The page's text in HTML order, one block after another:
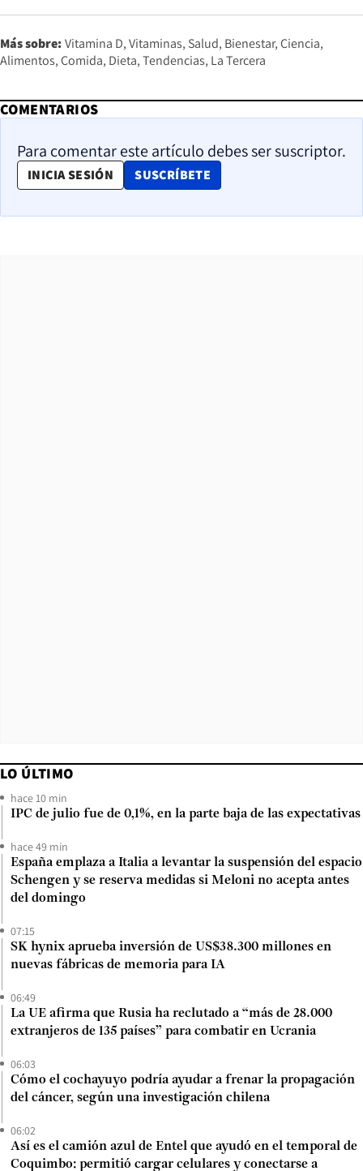
Más sobre: Vitamina D Vitaminas Salud Bienestar Ciencia
Alimentos Comida Dieta Tendencias La Tercera
COMENTARIOS
Para comentar este artículo debes ser suscriptor.
INICIA SESIÓN SUSCRÍBETE
OPENS IN NEW WINDOW
LO ÚLTIMO
hace 10 min
IPC de julio fue de 0,1%, en la parte baja de las expectativas
hace 49 min
España emplaza a Italia a levantar la suspensión del espacio
Schengen y se reserva medidas si Meloni no acepta antes
del domingo
07:15
SK hynix aprueba inversión de US$38.300 millones en
nuevas fábricas de memoria para IA
06:49
La UE afirma que Rusia ha reclutado a “más de 28.000
extranjeros de 135 países” para combatir en Ucrania
06:03
Cómo el cochayuyo podría ayudar a frenar la propagación
del cáncer, según una investigación chilena
06:02
Así es el camión azul de Entel que ayudó en el temporal de
Coquimbo: permitió cargar celulares y conectarse a